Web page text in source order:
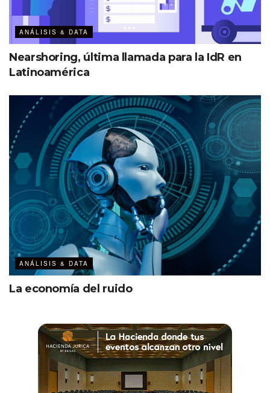
Barómetro de la IdeR
Etiquetas:
Barómetro de la industria de reuniones
Destacados
ANÁLISIS & DATA
Nearshoring, última llamada para la IdR en
Latinoamérica
ANÁLISIS & DATA
La economía del ruido